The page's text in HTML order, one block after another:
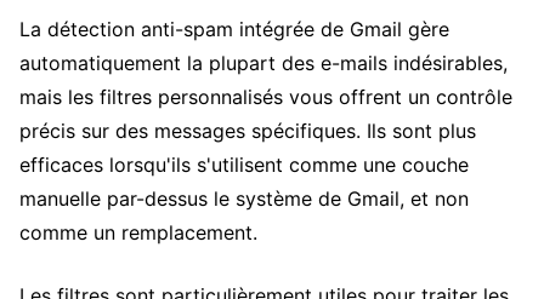
La détection anti-spam intégrée de Gmail gère
automatiquement la plupart des e-mails indésirables,
mais les filtres personnalisés vous offrent un contrôle
précis sur des messages spécifiques. Ils sont plus
efficaces lorsqu'ils s'utilisent comme une couche
manuelle par-dessus le système de Gmail, et non
comme un remplacement.